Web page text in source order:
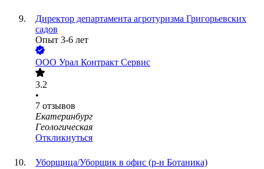
Директор департамента агротуризма Григорьевских
садов
Опыт 3-6 лет
ООО Урал Контракт Сервис
3.2
•
7 отзывов
Екатеринбург
Геологическая
Откликнуться
Уборщица/Уборщик в офис (р-н Ботаника)